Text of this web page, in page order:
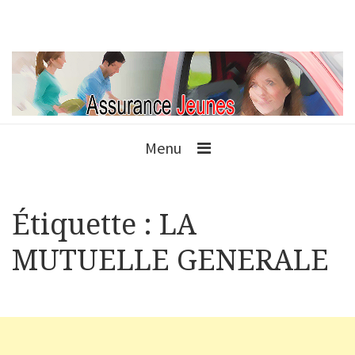
Menu
Étiquette : LA
MUTUELLE GENERALE